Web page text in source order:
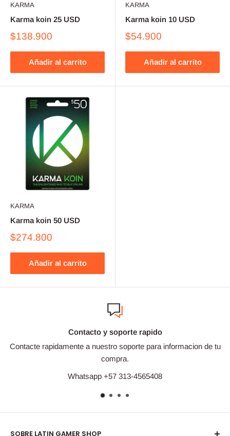
KARMA
Karma koin 25 USD
$138.900
Añadir al carrito
KARMA
Karma koin 10 USD
$54.900
Añadir al carrito
KARMA
Karma koin 50 USD
$274.800
Añadir al carrito
Contacto y soporte rapido
Contacte rapidamente a nuestro soporte para informacion de tu
compra.
Whatsapp +57 313-4565408
SOBRE LATIN GAMER SHOP